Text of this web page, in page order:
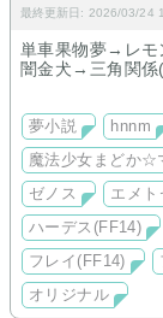
最終更新日: 2026/03/24
単車果物夢→レモ
闇金犬→三角関係
FFXIV→ゼノス(
あり)、フレイ君(
夢小説 hnnm
魔法少女まどか☆
ゼノス
エメト
ハーデス(FF14)
フレイ(FF14)
オリジナル